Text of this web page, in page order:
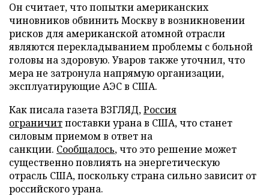
Он считает, что попытки американских
чиновников обвинить Москву в возникновении
рисков для американской атомной отрасли
являются перекладыванием проблемы с больной
головы на здоровую. Уваров также уточнил, что
мера не затронула напрямую организации,
эксплуатирующие АЭС в США.
Как писала газета ВЗГЛЯД,Россия
ограничитпоставки урана в США, что станет
силовым приемом в ответ на
санкции. Сообщалось, что это решение может
существенно повлиять на энергетическую
отрасль США, поскольку страна сильно зависит от
российского урана.